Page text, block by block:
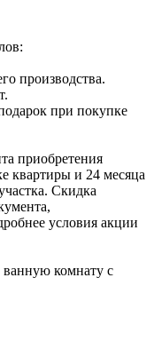
производства.
при покупке
приобретения
квартиры и 24 месяца
Скидка
условия акции
комнату с